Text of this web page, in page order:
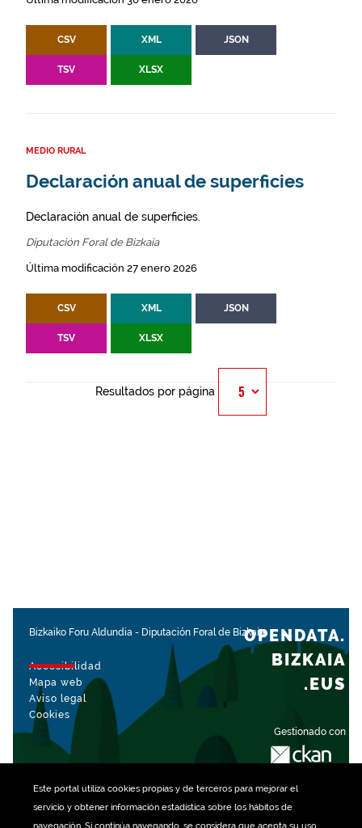
Este portal utiliza cookiespropias y de terceros para mejorar el
servicio y obtener información estadística sobre los hábitos de
CSV XML JSON
TSV XLSX
MEDIO RURAL
Declaración anual de superficies
Declaración anual de superficies.
Diputación Foral de Bizkaia
Última modificación 27 enero 2026
CSV XML JSON
TSV XLSX
Resultados por página
Bizkaiko Foru Aldundia - Diputación Foral de Bizkaia
Accesibilidad
Mapa web
Aviso legal
Cookies
Gestionado con
OPENDATA.
BIZKAIA
.EUS